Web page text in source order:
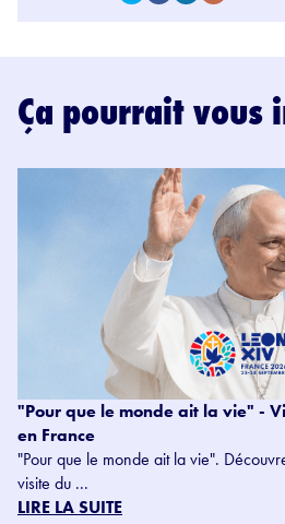
Ça pourrait vous
"Pour que le monde ait la vie" -
en France
"Pour que le monde ait la vie".
visite du ...
LIRE LA SUITE